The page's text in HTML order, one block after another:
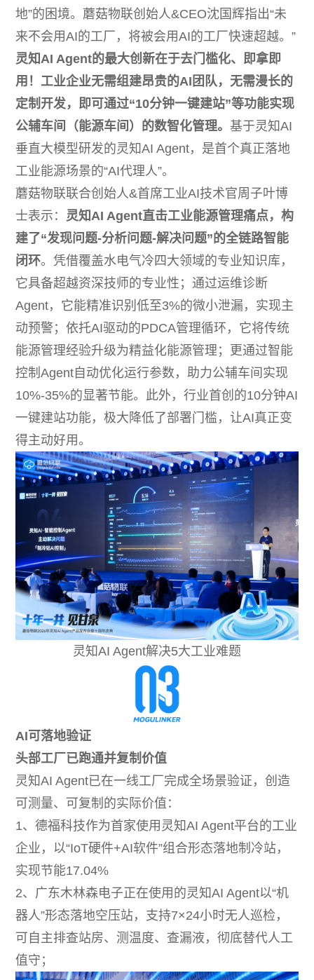
地”的困境。蘑菇物联创始人&CEO沈国辉指出“未
来不会用AI的工厂，将被会用AI的工厂快速超越。”
灵知AI Agent的最大创新在于去门槛化、即拿即
用！工业企业无需组建昂贵的AI团队，无需漫长的
定制开发，即可通过“10分钟一键建站”等功能实现
公辅车间（能源车间）的数智化管理。基于灵知AI
垂直大模型研发的灵知AI Agent，是首个真正落地
工业能源场景的“AI代理人”。
蘑菇物联联合创始人&首席工业AI技术官周子叶博
士表示： 灵知AI Agent直击工业能源管理痛点，构
建了“发现问题-分析问题-解决问题”的全链路智能
闭环。凭借覆盖水电气冷四大领域的专业知识库，
它具备超越资深技师的专业性；通过运维诊断
Agent，它能精准识别低至3%的微小泄漏，实现主
动预警；依托AI驱动的PDCA管理循环，它将传统
能源管理经验升级为精益化能源管理；更通过智能
控制Agent自动优化运行参数，助力公辅车间实现
10%-35%的显著节能。此外，行业首创的10分钟AI
一键建站功能，极大降低了部署门槛，让AI真正变
得主动好用。
灵知AI Agent解决5大工业难题
AI可落地验证
头部工厂已跑通并复制价值
灵知AI Agent已在一线工厂完成全场景验证，创造
可测量、可复制的实际价值：
1、德福科技作为首家使用灵知AI Agent平台的工业
企业，以“IoT硬件+AI软件”组合形态落地制冷站，
实现节能17.04%
2、广东木林森电子正在使用的灵知AI Agent以“机
器人”形态落地空压站，支持7×24小时无人巡检，
可自主排查站房、测温度、查漏液，彻底替代人工
值守；